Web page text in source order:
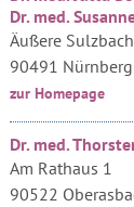
Dr. med.
Äußere
90491 Nürnberg
zur Homepage
Dr. med.
Am Rathaus 1
90522